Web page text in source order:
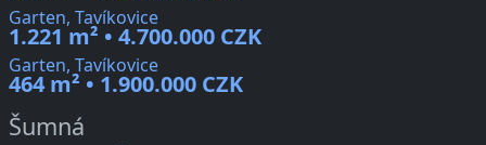
Garten, Tavíkovice
1.221 m² • 4.700.000 CZK
Garten, Tavíkovice
464 m² • 1.900.000 CZK
Šumná